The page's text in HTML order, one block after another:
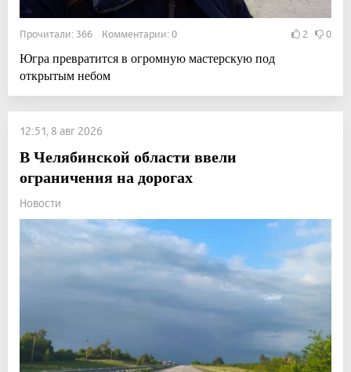
Прочитали: 366 Комментарии: 0 2 0
Югра превратится в огромную мастерскую под
открытым небом
12:51, 8 авг 2026
В Челябинской области ввели
ограничения на дорогах
Новости